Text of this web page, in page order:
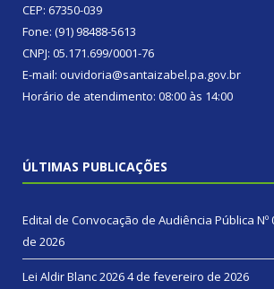
CEP: 67350-039
Fone: (91) 98488-5613
CNPJ: 05.171.699/0001-76
E-mail: ouvidoria@santaizabel.pa.gov.br
Horário de atendimento: 08:00 às 14:00
ÚLTIMAS PUBLICAÇÕES
Edital de Convocação de Audiência Pública Nº
de 2026
Lei Aldir Blanc 20264 de fevereiro de 2026